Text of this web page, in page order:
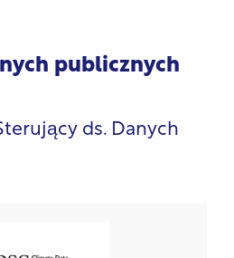
publicznych
ds. Danych